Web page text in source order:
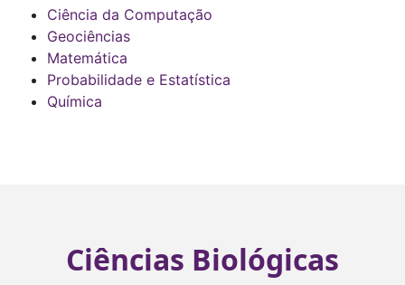
Ciência da Computação
Geociências
Matemática
Probabilidade e Estatística
Química
Ciências Biológicas